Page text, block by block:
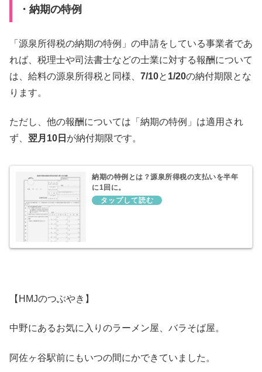
・納期の特例
「源泉所得税の納期の特例」の申請をしている事業者であ
れば、税理士や司法書士などの士業に対する報酬について
は、給料の源泉所得税と同様、 7/10と 1/20の納付期限とな
ります。
ただし、他の報酬については「納期の特例」は適用され
ず、 翌月10日 が納付期限です。
納期の特例とは？源泉所得税の支払いを半年
に1回に。
【HMJのつぶやき】
中野にあるお気に入りのラーメン屋、バラそば屋。
阿佐ヶ谷駅前にもいつの間にかできていました。